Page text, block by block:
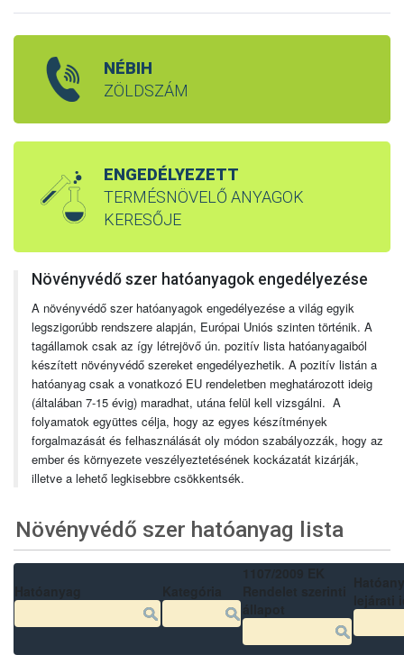
NÉBIH
ZÖLDSZÁM
ENGEDÉLYEZETT
TERMÉSNÖVELŐ ANYAGOK
KERESŐJE
Növényvédő szer hatóanyagok engedélyezése
A növényvédő szer hatóanyagok engedélyezése a világ egyik
legszigorúbb rendszere alapján, Európai Uniós szinten történik. A
tagállamok csak az így létrejövő ún. pozitív lista hatóanyagaiból
készített növényvédő szereket engedélyezhetik. A pozitív listán a
hatóanyag csak a vonatkozó EU rendeletben meghatározott ideig
(általában 7-15 évig) maradhat, utána felül kell vizsgálni. A
folyamatok együttes célja, hogy az egyes készítmények
forgalmazását és felhasználását oly módon szabályozzák, hogy az
ember és környezete veszélyeztetésének kockázatát kizárják,
illetve a lehető legkisebbre csökkentsék.
Növényvédő szer hatóanyag lista